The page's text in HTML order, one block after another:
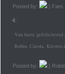
Posted by:
4:
Van harte
Robin, Carola,
Posted by: